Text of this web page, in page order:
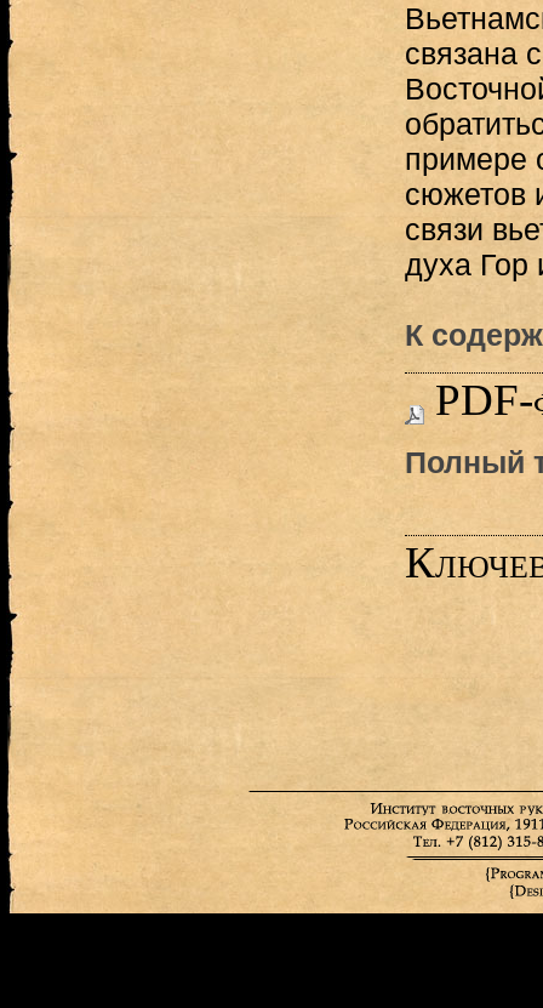
связана
примере
сюжетов
связи
духа Гор
К
PDF-
Полный